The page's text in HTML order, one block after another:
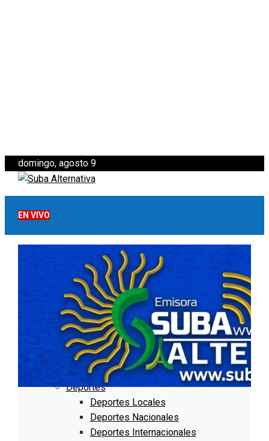
domingo, agosto 9
EN VIVO
Lo Más Visto
Noticias
Informativo
Noticias Internacionales
Nacionales
Bogotá
Cundinamarca
Boyacá
Deportes
Deportes Locales
Deportes Nacionales
Deportes Internacionales